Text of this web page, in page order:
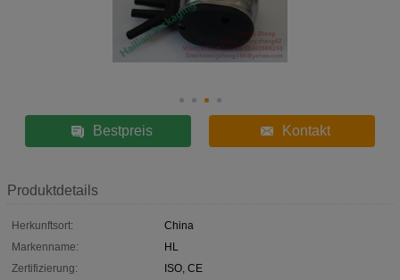
Bestpreis Kontakt
Produktdetails
Herkunftsort:
China
Markenname:
HL
Zertifizierung:
ISO, CE